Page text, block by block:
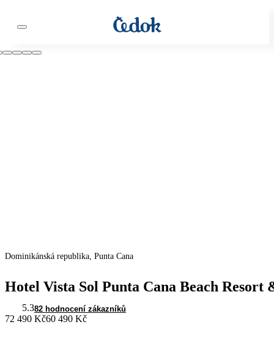
Dominikánská republika, Punta Cana
Hotel Vista Sol Punta Cana Beach Resort
5.382 hodnocení zákazníků
72 490 Kč60 490 Kč